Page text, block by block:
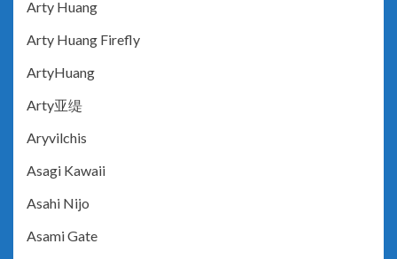
Arty Huang
Arty Huang Firefly
ArtyHuang
Arty亚缇
Aryvilchis
Asagi Kawaii
Asahi Nijo
Asami Gate